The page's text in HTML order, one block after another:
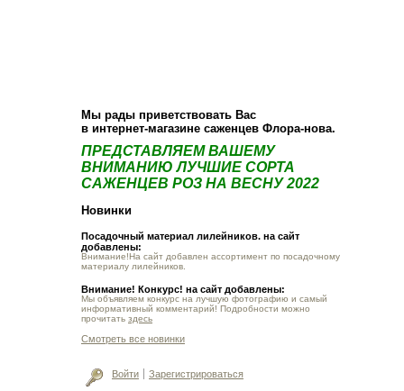
Мы рады приветствовать Вас
в интернет-магазине саженцев Флора-нова.
ПРЕДСТАВЛЯЕМ ВАШЕМУ
ВНИМАНИЮ ЛУЧШИЕ СОРТА
САЖЕНЦЕВ РОЗ НА ВЕСНУ 2022
Новинки
Посадочный материал лилейников. на сайт
добавлены:
Внимание!На сайт добавлен ассортимент по посадочному
материалу лилейников.
Внимание! Конкурс! на сайт добавлены:
Мы объявляем конкурс на лучшую фотографию и самый
информативный комментарий! Подробности можно
прочитать здесь
Смотреть все новинки
Войти Зарегистрироваться